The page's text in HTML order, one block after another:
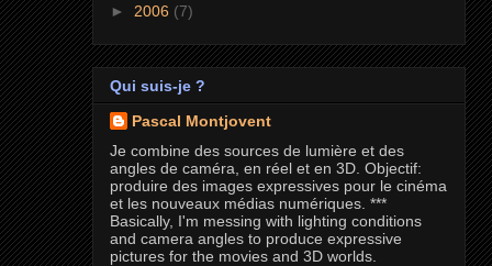
► 2006 (7)
Qui suis-je ?
Pascal Montjovent
Je combine des sources de lumière et des
angles de caméra, en réel et en 3D. Objectif:
produire des images expressives pour le cinéma
et les nouveaux médias numériques. ***
Basically, I'm messing with lighting conditions
and camera angles to produce expressive
pictures for the movies and 3D worlds.